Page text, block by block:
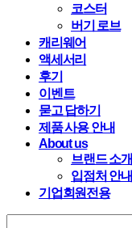
코스터
버기 로브
캐리웨어
액세서리
후기
이벤트
묻고 답하기
제품 사용 안내
About us
브랜드 소개
입점처 안내
기업회원전용